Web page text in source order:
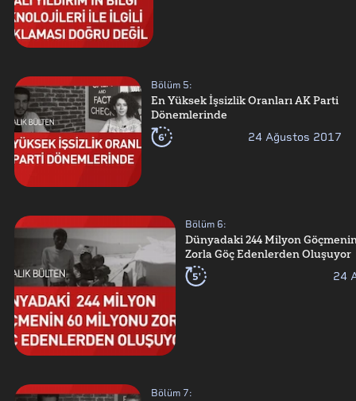
Bölüm 5:
En Yüksek İşsizlik Oranları AK Parti
Dönemlerinde
6' 24 Ağustos 2017
Bölüm 6:
Dünyadaki 244 Milyon
Zorla Göç Edenlerden Oluşuyor
5' 24
Bölüm 7: